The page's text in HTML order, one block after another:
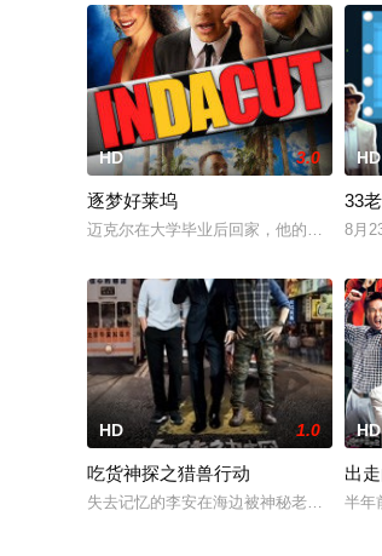
HD 3.0
逐梦好莱坞
迈克尔在大学毕业后回家，他的舅舅劳伦
HD
33
8月
HD 1.0
吃货神探之猎兽行动
失去记忆的李安在海边被神秘老人仁叔救
HD
出
半年